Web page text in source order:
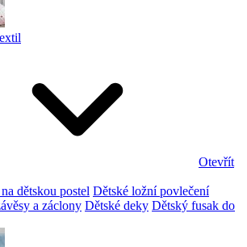
Otevřít
dětskou postel Dětské ložní povlečení
a záclony Dětské deky Dětský fusak do